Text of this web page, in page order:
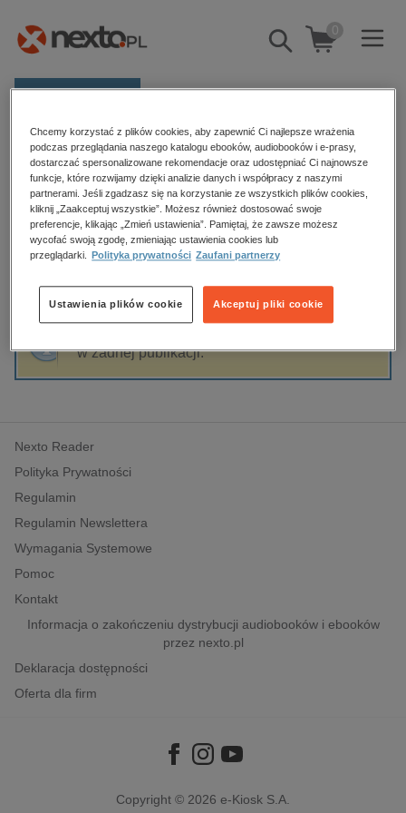
Pokaż/schowaj
wyszukiwarkę
0
Kategorie
Zobacz wszystkie E-prasa
budownictwo, aranżacja wnętrz
biznesowe, branżowe, gospodarka
dzienniki
edukacja
hobby, sport, rozrywka
komputery, internet, technologie, informatyka
polityka, społeczno-informacyjne
psychologiczne
inne
popularno-naukowe
historia
Strona główna Dirk Brauns
Dirk Brauns
Sortowanie Filtrowanie
w żadnej publikacji.
Nexto Reader
Polityka Prywatności
Regulamin
Regulamin Newslettera
Wymagania Systemowe
Pomoc
Kontakt
Informacja o zakończeniu dystrybucji audiobooków i ebooków
przez nexto.pl
Deklaracja dostępności
Oferta dla firm
Copyright © 2026 e-Kiosk S.A.
Chcemy korzystać z plików cookies, aby zapewnić Ci najlepsze wrażenia
podczas przeglądania naszego katalogu ebooków, audiobooków i e-prasy,
dostarczać spersonalizowane rekomendacje oraz udostępniać Ci najnowsze
funkcje, które rozwijamy dzięki analizie danych i współpracy z naszymi
partnerami. Jeśli zgadzasz się na korzystanie ze wszystkich plików cookies,
kliknij „Zaakceptuj wszystkie”. Możesz również dostosować swoje
preferencje, klikając „Zmień ustawienia”. Pamiętaj, że zawsze możesz
wycofać swoją zgodę, zmieniając ustawienia cookies lub
przeglądarki.
Polityka prywatności Zaufani partnerzy
Akceptuj pliki cookie
Ustawienia plików cookie